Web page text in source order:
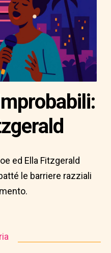
ed Ella Fitzgerald
le barriere razziali